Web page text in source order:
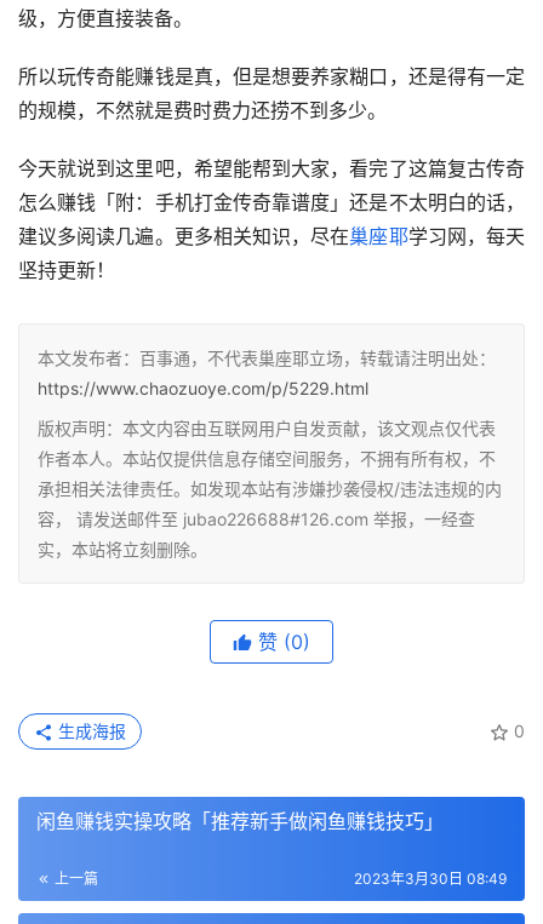
级，方便直接装备。
所以玩传奇能赚钱是真，但是想要养家糊口，还是得有一定
的规模，不然就是费时费力还捞不到多少。
今天就说到这里吧，希望能帮到大家，看完了这篇复古传奇
怎么赚钱「附：手机打金传奇靠谱度」还是不太明白的话，
建议多阅读几遍。更多相关知识，尽在巢座耶学习网，每天
坚持更新！
本文发布者：百事通，不代表巢座耶立场，转载请注明出处：
https://www.chaozuoye.com/p/5229.html
版权声明：本文内容由互联网用户自发贡献，该文观点仅代表
作者本人。本站仅提供信息存储空间服务，不拥有所有权，不
承担相关法律责任。如发现本站有涉嫌抄袭侵权/违法违规的内
容， 请发送邮件至 jubao226688#126.com 举报，一经查
实，本站将立刻删除。
赞 (0)
0
生成海报
闲鱼赚钱实操攻略「推荐新手做闲鱼赚钱技巧」
上一篇 2023年3月30日 08:49